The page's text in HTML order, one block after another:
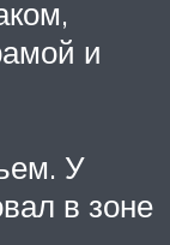
и
У
в зоне